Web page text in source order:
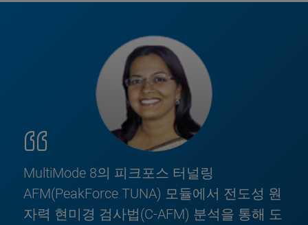
MultiMode 8의 피크포스 터널링
AFM(PeakForce TUNA) 모듈에서 전도성 원
자력 현미경 검사법(C-AFM) 분석을 통해 도